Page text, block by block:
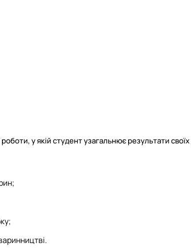
у якій студент узагальнює результати